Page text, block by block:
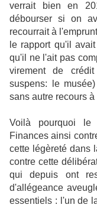
verrait bien en
débourser si on
recourrait à
le rapport qu'il
qu'il ne l'ait pas
virement de
suspens: le
sans autre recours à
Voilà pourquoi le
Finances ainsi
cette légèreté dans
contre cette
qui depuis ont
d'allégeance
essentiels : l'un de